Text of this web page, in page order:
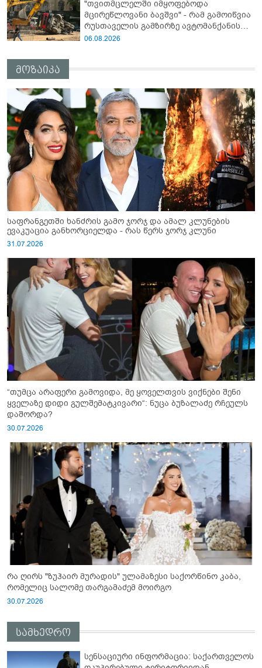
არამედ აღვადგინო ხაზის ტელეფონიც" -
გია ჯაფარიძე
"თვითმცლელში იმყოფებოდა
მცირეწლოვანი ბავშვი" - რამ გამოიწვია
რუსთაველის გამზირზე ავტომანქანის
გადაბრუნება: “ჯივიპი” განცხადებას
06.08.2026
მოზაიკა
საფრანგეთში ხანძრის გამო ჯორჯ და ამალ კლუნების
ევაკუაცია განხორციელდა - რას წერს ჯორჯ კლუნი
31.07.2026
“თუმცა არაფერი გამოვიდა, მე ყოველთვის ვიქნები შენი
ყველაზე დიდი გულშემატკივარი“: ნუცა ბუზალაძე რჩეულს
დაშორდა?
30.07.2026
რა ღირს "ზუჰაირ მურადის" ულამაზესი საქორწინო კაბა,
რომელიც სალომე თარგამაძემ მოირგო
30.07.2026
სამხედრო
სენსაციური ინფორმაცია: საქართველოს